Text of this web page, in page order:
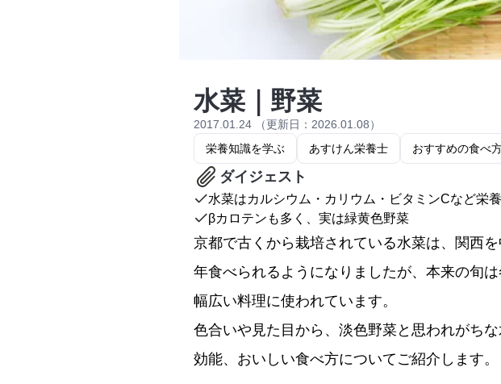
水菜｜野菜
2017.01.24 （更新日：2026.01.08）
栄養知識を学ぶ
あすけん栄養士 おすすめの食べ
ダイジェスト
水菜はカルシウム・カリウム・ビタミンCなど栄
βカロテンも多く、実は緑黄色野菜
京都で古くから栽培されている水菜は、関西
年食べられるようになりましたが、本来の旬
幅広い料理に使われています。
色合いや見た目から、淡色野菜と思われがち
効能、おいしい食べ方についてご紹介します。